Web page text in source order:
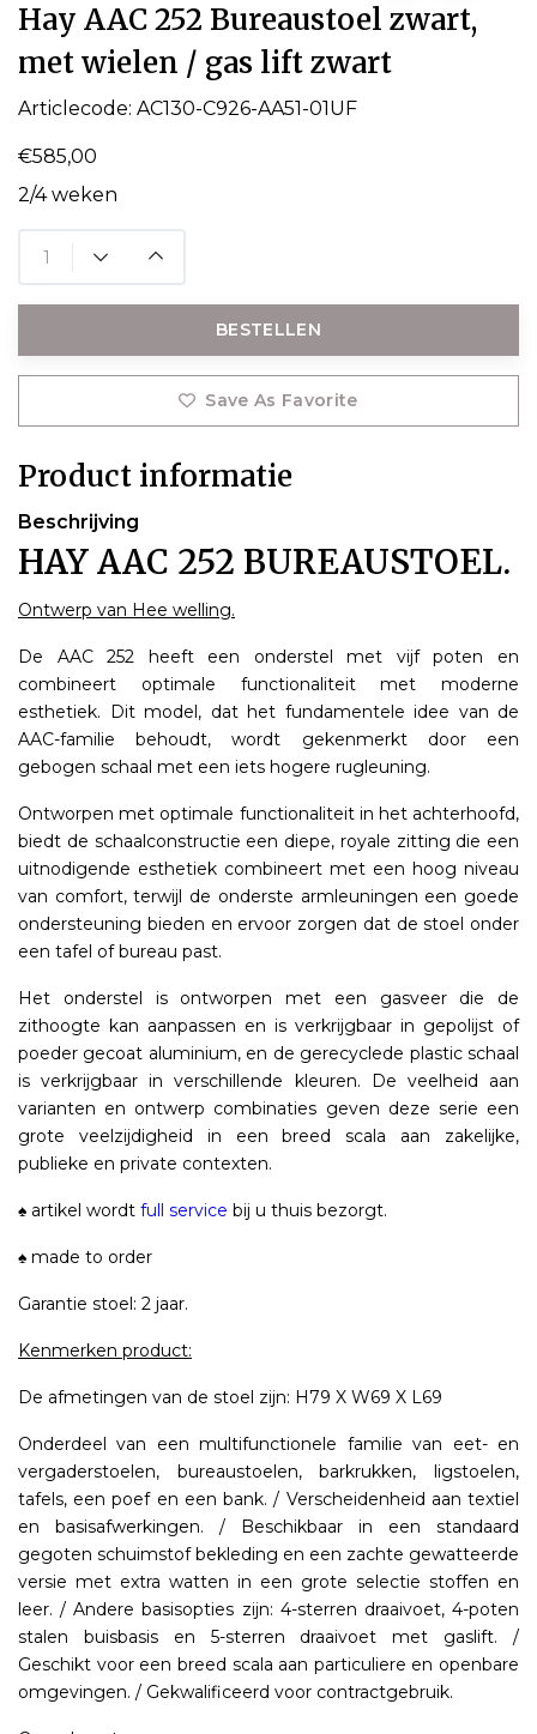
Hay AAC 252 Bureaustoel zwart,
met wielen / gas lift zwart
Articlecode: AC130-C926-AA51-01UF
€585,00
2/4 weken
BESTELLEN
Save As Favorite
Product informatie
Beschrijving
HAY AAC 252 BUREAUSTOEL.
Ontwerp van Hee welling.
De AAC 252 heeft een onderstel met vijf poten en
combineert optimale functionaliteit met moderne
esthetiek. Dit model, dat het fundamentele idee van de
AAC-familie behoudt, wordt gekenmerkt door een
gebogen schaal met een iets hogere rugleuning.
Ontworpen met optimale functionaliteit in het achterhoofd,
biedt de schaalconstructie een diepe, royale zitting die een
uitnodigende esthetiek combineert met een hoog niveau
van comfort, terwijl de onderste armleuningen een goede
ondersteuning bieden en ervoor zorgen dat de stoel onder
een tafel of bureau past.
Het onderstel is ontworpen met een gasveer die de
zithoogte kan aanpassen en is verkrijgbaar in gepolijst of
poeder gecoat aluminium, en de gerecyclede plastic schaal
is verkrijgbaar in verschillende kleuren. De veelheid aan
varianten en ontwerp combinaties geven deze serie een
grote veelzijdigheid in een breed scala aan zakelijke,
publieke en private contexten.
♠ artikel wordt full service bij u thuis bezorgt.
♠ made to order
Garantie stoel: 2 jaar.
Kenmerken product:
De afmetingen van de stoel zijn: H79 X W69 X L69
Onderdeel van een multifunctionele familie van eet- en
vergaderstoelen, bureaustoelen, barkrukken, ligstoelen,
tafels, een poef en een bank. / Verscheidenheid aan textiel
en basisafwerkingen. / Beschikbaar in een standaard
gegoten schuimstof bekleding en een zachte gewatteerde
versie met extra watten in een grote selectie stoffen en
leer. / Andere basisopties zijn: 4-sterren draaivoet, 4-poten
stalen buisbasis en 5-sterren draaivoet met gaslift. /
Geschikt voor een breed scala aan particuliere en openbare
omgevingen. / Gekwalificeerd voor contractgebruik.